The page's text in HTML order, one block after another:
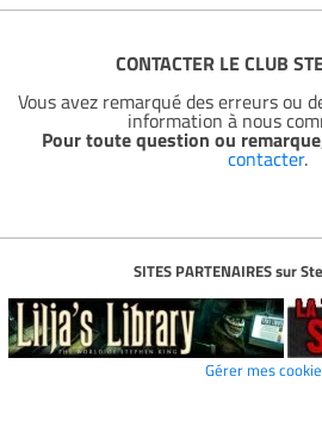
CONTACTER LE CLUB
Vous avez remarqué des erreurs ou
information à nous
Pour toute question ou remarque
contacter.
SITES PARTENAIRES sur
Gérer mes